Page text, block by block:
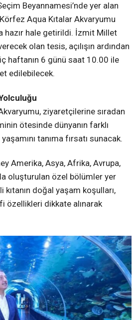
Beyannamesi’nde yer alan
Aqua Kıtalar Akvaryumu
hazır hale getirildi. İzmit Millet
olan tesis, açılışın ardından
haftanın 6 günü saat 10.00 ile
edilebilecek.
ziyaretçilerine sıradan
ötesinde dünyanın farklı
tanıma fırsatı sunacak.
Amerika, Asya, Afrika, Avrupa,
oluşturulan özel bölümler yer
kıtanın doğal yaşam koşulları,
özellikleri dikkate alınarak